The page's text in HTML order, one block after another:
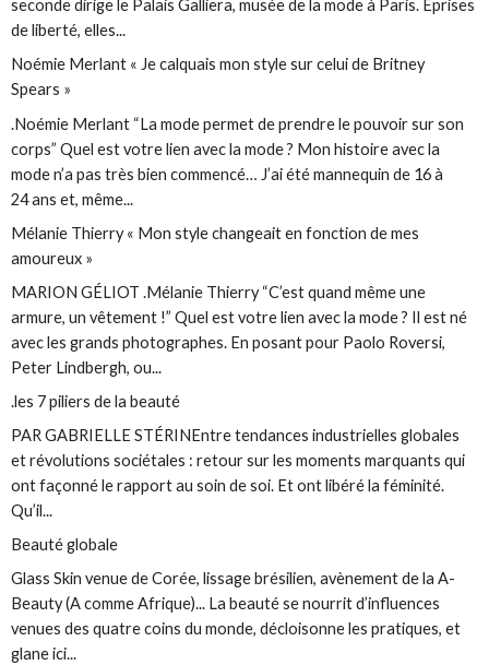
seconde dirige le Palais Galliera, musée de la mode à Paris. Éprises
de liberté, elles...
Noémie Merlant « Je calquais mon style sur celui de Britney
Spears »
.Noémie Merlant “La mode permet de prendre le pouvoir sur son
corps” Quel est votre lien avec la mode ? Mon histoire avec la
mode n’a pas très bien commencé… J’ai été mannequin de 16 à
24 ans et, même...
Mélanie Thierry « Mon style changeait en fonction de mes
amoureux »
MARION GÉLIOT .Mélanie Thierry “C’est quand même une
armure, un vêtement !” Quel est votre lien avec la mode ? Il est né
avec les grands photographes. En posant pour Paolo Roversi,
Peter Lindbergh, ou...
.les 7 piliers de la beauté
PAR GABRIELLE STÉRINEntre tendances industrielles globales
et révolutions sociétales : retour sur les moments marquants qui
ont façonné le rapport au soin de soi. Et ont libéré la féminité.
Qu’il...
Beauté globale
Glass Skin venue de Corée, lissage brésilien, avènement de la A-
Beauty (A comme Afrique)... La beauté se nourrit d’influences
venues des quatre coins du monde, décloisonne les pratiques, et
glane ici...